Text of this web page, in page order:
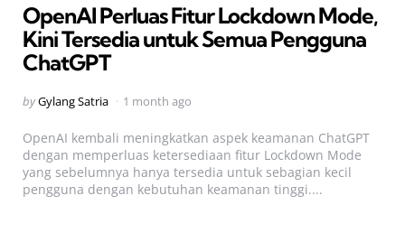
OpenAI Perluas Fitur Lockdown Mode,
Kini Tersedia untuk Semua Pengguna
ChatGPT
Posted
byGylang Satria 1 month ago
OpenAI kembali meningkatkan aspek keamanan ChatGPT
dengan memperluas ketersediaan fitur Lockdown Mode
yang sebelumnya hanya tersedia untuk sebagian kecil
pengguna dengan kebutuhan keamanan tinggi....